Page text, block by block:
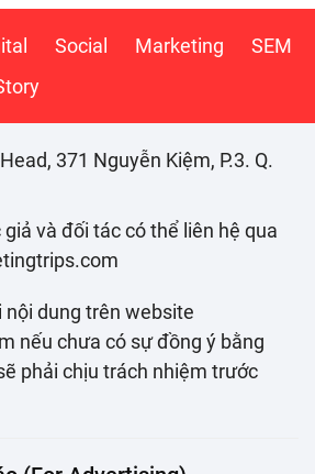
Social Marketing
SEM
371 Nguyễn Kiệm, P.3. Q.
và đối tác có thể liên hệ qua
nội dung trên website
nếu chưa có sự đồng ý bằng
phải chịu trách nhiệm trước